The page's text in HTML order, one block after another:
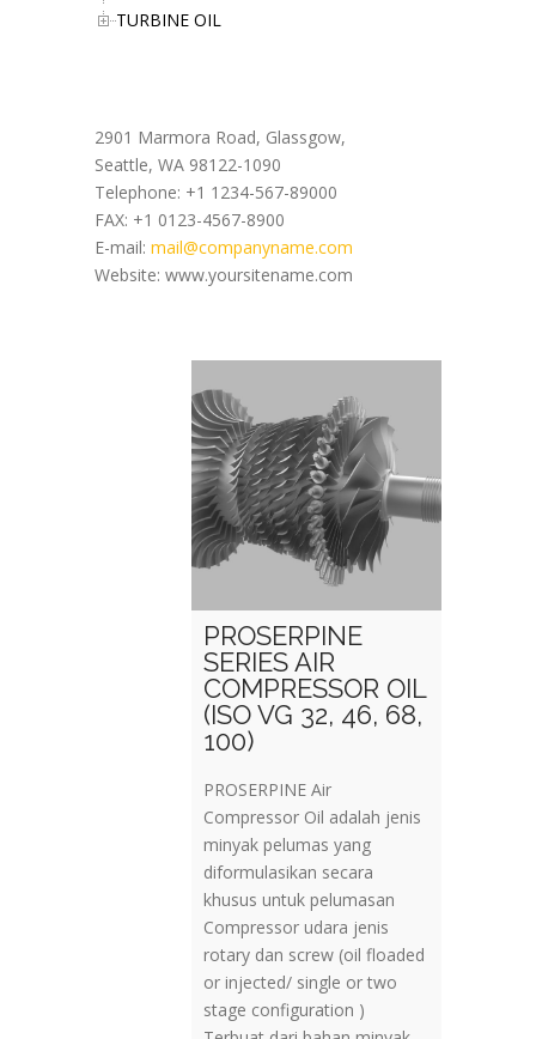
TURBINE OIL
2901 Marmora Road, Glassgow,
Seattle, WA 98122-1090
Telephone: +1 1234-567-89000
FAX: +1 0123-4567-8900
E-mail: mail@companyname.com
Website: www.yoursitename.com
PROSERPINE
SERIES AIR
COMPRESSOR OIL
(ISO VG 32, 46, 68,
100)
PROSERPINE Air
Compressor Oil adalah jenis
minyak pelumas yang
diformulasikan secara
khusus untuk pelumasan
Compressor udara jenis
rotary dan screw (oil floaded
or injected/ single or two
stage configuration )